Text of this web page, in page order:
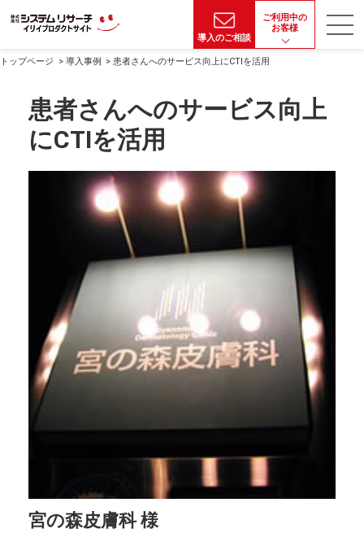
導入のご相談
ご利用中の
お客様
トップページ 導入事例 患者さんへのサービス向上にCTIを活用
患者さんへのサービス向上
にCTIを活用
宮の森皮膚科 様